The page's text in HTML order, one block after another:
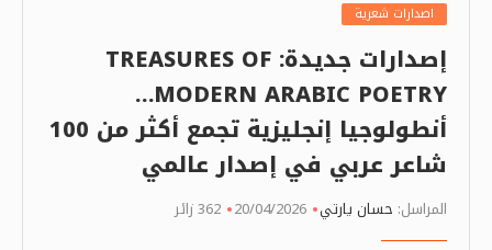
اصدارات شعرية
إصدارات جديدة: TREASURES OF
MODERN ARABIC POETRY…
أنطولوجيا إنجليزية تجمع أكثر من 100
شاعر عربي في إصدار عالمي
المراسل: حسان يارتي 20/04/2026 362 زائر